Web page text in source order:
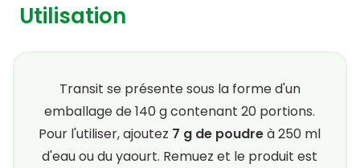
Utilisation
Transit se présente sous la forme d'un
emballage de 140 g contenant 20 portions.
Pour l'utiliser, ajoutez 7 g de poudreà 250 ml
d'eau ou du yaourt. Remuez et le produit est